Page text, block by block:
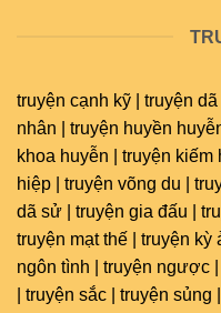
truyện cạnh kỹ | truyện
nhân | truyện huyền
khoa huyễn | truyện kiếm
hiệp | truyện võng du |
dã sử | truyện gia đấu |
truyện mạt thế | truyện
ngôn tình | truyện ngược
| truyện sắc | truyện